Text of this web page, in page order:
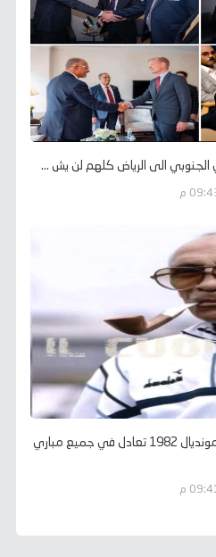
الجنوبي الى الرياض كلهم لن يش ...
هل تعلم أن منتخب إيطاليا في مونديال 1982 تعادل في جميع مباري